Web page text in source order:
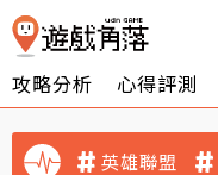
攻略分析 心得評測
英雄聯盟